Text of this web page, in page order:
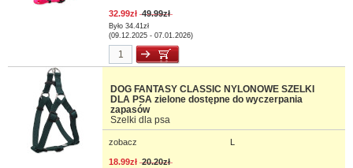
32.99zł 49.99zł
Było 34.41zł
(09.12.2025 - 07.01.2026)
DOG FANTASY CLASSIC NYLONOWE SZELKI
DLA PSA zielone dostępne do wyczerpania
zapasów
Szelki dla psa
zobacz L
18.99zł 20.20zł